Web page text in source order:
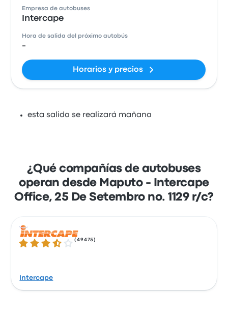
Empresa de autobuses
Intercape
Hora de salida del próximo autobús
-
Horarios y precios
esta salida se realizará mañana
¿Qué compañías de autobuses
operan desde Maputo - Intercape
Office, 25 De Setembro no. 1129 r/c?
3.5 sobre 5 estrellas
(49475 )
Intercape